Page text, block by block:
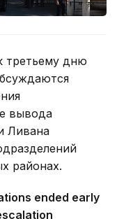
третьему дню
вывода
Ливана
районах.
ended early